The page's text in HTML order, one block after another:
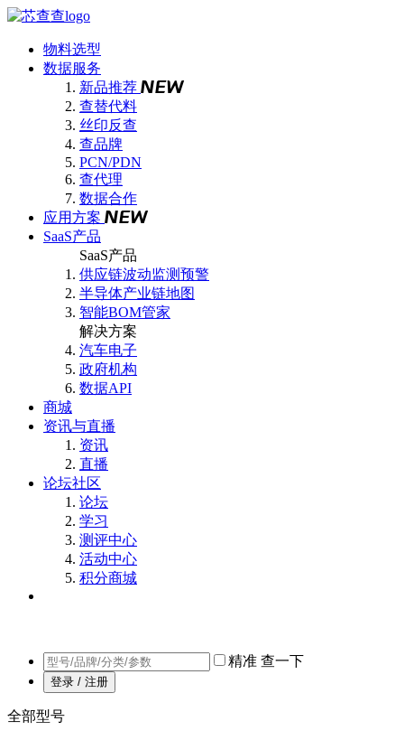
物料选型
数据服务
新品推荐
查替代料
丝印反查
查品牌
PCN/PDN
查代理
数据合作
应用方案
SaaS产品
SaaS产品
供应链波动监测预警
半导体产业链地图
智能BOM管家
解决方案
汽车电子
政府机构
数据API
商城
资讯与直播
资讯
直播
论坛社区
论坛
学习
测评中心
活动中心
积分商城
精准 查一下
登录 / 注册
全部型号